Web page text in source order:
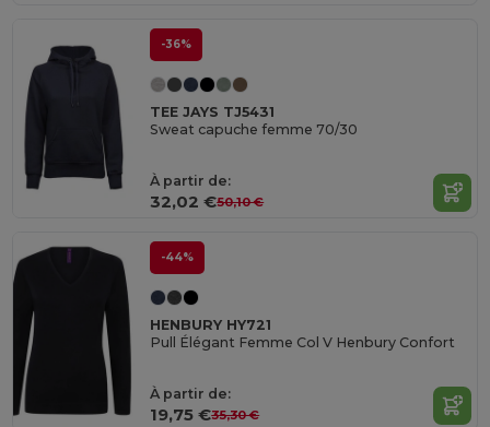
-36%
TEE JAYS TJ5431
Sweat capuche femme 70/30
À partir de:
32,02 €50,10 €
-44%
HENBURY HY721
Pull Élégant Femme Col V Henbury Confort
À partir de:
19,75 €35,30 €